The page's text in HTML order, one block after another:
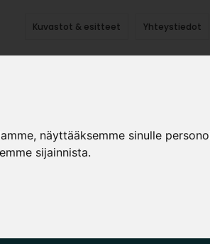
näyttääksemme sinulle
sijainnista.
Kuvastot & esitteet Yhteystiedot